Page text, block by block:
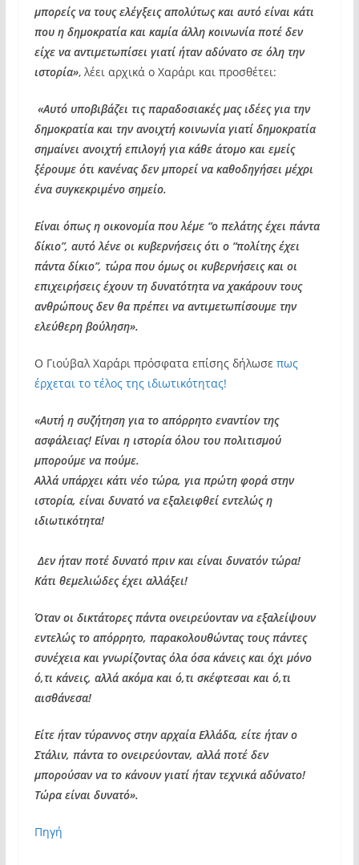
μπορείς να τους ελέγξεις απολύτως και αυτό είναι κάτι
που η δημοκρατία και καμία άλλη κοινωνία ποτέ δεν
είχε να αντιμετωπίσει γιατί ήταν αδύνατο σε όλη την
ιστορία», λέει αρχικά ο Χαράρι και προσθέτει:
«Αυτό υποβιβάζει τις παραδοσιακές μας ιδέες για την
δημοκρατία και την ανοιχτή κοινωνία γιατί δημοκρατία
σημαίνει ανοιχτή επιλογή για κάθε άτομο και εμείς
ξέρουμε ότι κανένας δεν μπορεί να καθοδηγήσει μέχρι
ένα συγκεκριμένο σημείο.
Είναι όπως η οικονομία που λέμε “ο πελάτης έχει πάντα
δίκιο”, αυτό λένε οι κυβερνήσεις ότι ο “πολίτης έχει
πάντα δίκιο”, τώρα που όμως οι κυβερνήσεις και οι
επιχειρήσεις έχουν τη δυνατότητα να χακάρουν τους
ανθρώπους δεν θα πρέπει να αντιμετωπίσουμε την
ελεύθερη βούληση».
Ο Γιούβαλ Χαράρι πρόσφατα επίσης δήλωσε πως
έρχεται το τέλος της ιδιωτικότητας!
«Αυτή η συζήτηση για το απόρρητο εναντίον της
ασφάλειας! Είναι η ιστορία όλου του πολιτισμού
μπορούμε να πούμε.
Αλλά υπάρχει κάτι νέο τώρα, για πρώτη φορά στην
ιστορία, είναι δυνατό να εξαλειφθεί εντελώς η
ιδιωτικότητα!
Δεν ήταν ποτέ δυνατό πριν και είναι δυνατόν τώρα!
Κάτι θεμελιώδες έχει αλλάξει!
Όταν οι δικτάτορες πάντα ονειρεύονταν να εξαλείψουν
εντελώς το απόρρητο, παρακολουθώντας τους πάντες
συνέχεια και γνωρίζοντας όλα όσα κάνεις και όχι μόνο
ό,τι κάνεις, αλλά ακόμα και ό,τι σκέφτεσαι και ό,τι
αισθάνεσα!
Είτε ήταν τύραννος στην αρχαία Ελλάδα, είτε ήταν ο
Στάλιν, πάντα το ονειρεύονταν, αλλά ποτέ δεν
μπορούσαν να το κάνουν γιατί ήταν τεχνικά αδύνατο!
Τώρα είναι δυνατό».
Πηγή